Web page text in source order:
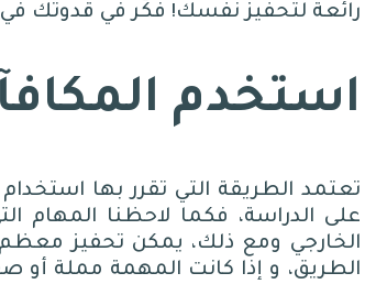
رائعة لتحفيز نفسك! فكّر في قدوتك في
استخدم
تعتمد الطريقة التي تقرر بها
على الدراسة، فكما لاحظنا المهام
الخارجي ومع ذلك، يمكن تحفيز
الطريق، و إذا كانت المهمة مملة أو